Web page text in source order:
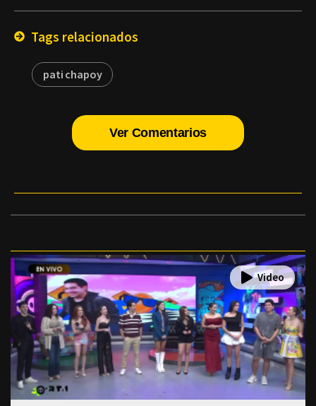
Tags relacionados
pati chapoy
Ver Comentarios